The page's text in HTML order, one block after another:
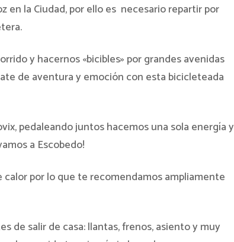
en la Ciudad, por ello es necesario repartir por
y hacernos «bicibles» por grandes avenidas
de aventura y emoción con esta bicicleteada
pedaleando juntos hacemos una sola energía y
a Escobedo!
por lo que te recomendamos ampliamente
de salir de casa: llantas, frenos, asiento y muy